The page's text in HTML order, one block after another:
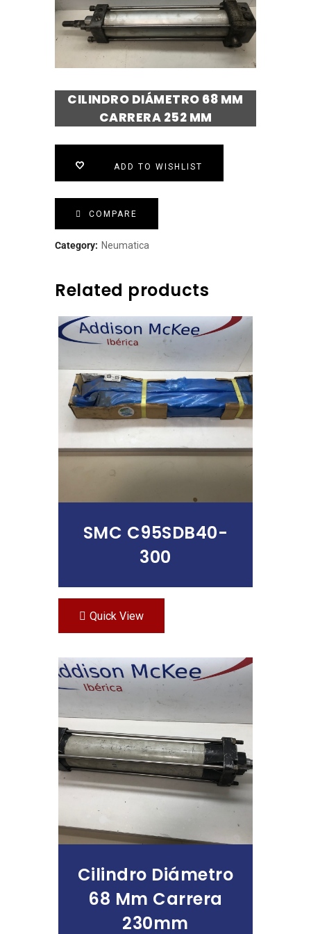
CILINDRO DIÁMETRO 68 MM
CARRERA 252 MM
ADD TO WISHLIST
COMPARE
Category: Neumatica
Related products
Leer Más
SMC C95SDB40-
300
Quick View
Leer Más
Cilindro Diámetro
68 Mm Carrera
230mm